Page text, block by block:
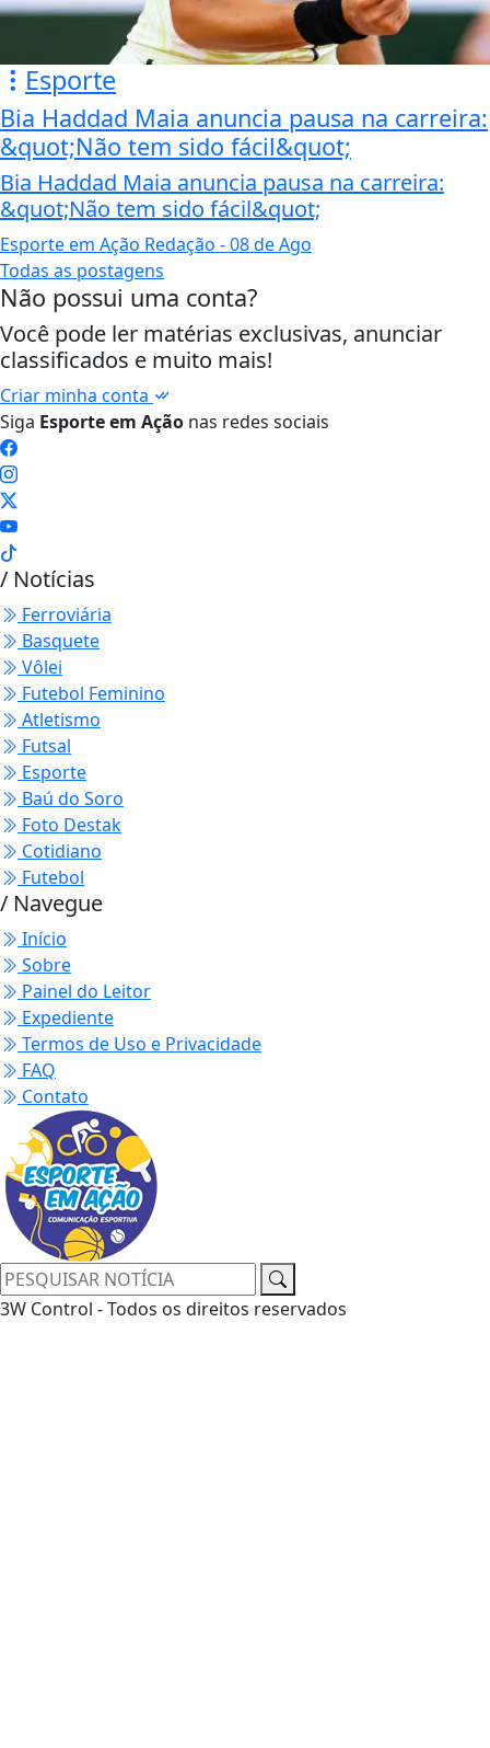
Esporte
Bia Haddad Maia anuncia pausa na carreira:
&quot;Não tem sido fácil&quot;
Bia Haddad Maia anuncia pausa na carreira:
&quot;Não tem sido fácil&quot;
Esporte em Ação Redação - 08 de Ago
Todas as postagens
Não possui uma conta?
Você pode ler matérias exclusivas, anunciar
classificados e muito mais!
Criar minha conta
Siga Esporte em Ação nas redes sociais
/ Notícias
Ferroviária
Basquete
Vôlei
Futebol Feminino
Atletismo
Futsal
Esporte
Baú do Soro
Foto Destak
Cotidiano
Futebol
/ Navegue
Início
Sobre
Painel do Leitor
Expediente
Termos de Uso e Privacidade
FAQ
Contato
3W Control - Todos os direitos reservados